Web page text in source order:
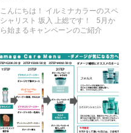
こんにちは！ イルミナカラーのスペ
シャリスト 坂入 上総です！ 5月か
ら始まるキャンペーンのご紹介